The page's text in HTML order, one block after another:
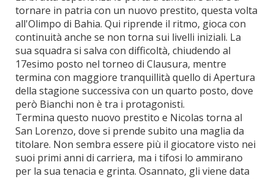
tornare in patria con un nuovo prestito, questa volta
all'Olimpo di Bahia. Qui riprende il ritmo, gioca con
continuità anche se non torna sui livelli iniziali. La
sua squadra si salva con difficoltà, chiudendo al
17esimo posto nel torneo di Clausura, mentre
termina con maggiore tranquillità quello di Apertura
della stagione successiva con un quarto posto, dove
però Bianchi non è tra i protagonisti.
Termina questo nuovo prestito e Nicolas torna al
San Lorenzo, dove si prende subito una maglia da
titolare. Non sembra essere più il giocatore visto nei
suoi primi anni di carriera, ma i tifosi lo ammirano
per la sua tenacia e grinta. Osannato, gli viene data